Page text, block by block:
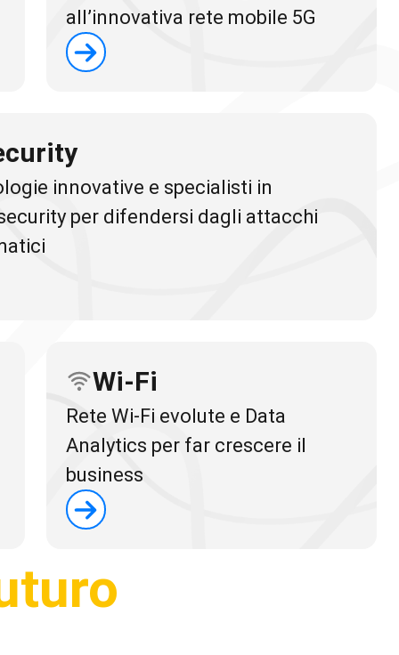
all’innovativa rete mobile 5G
innovative e specialisti in
per difendersi dagli attacchi
Wi-Fi
Rete Wi-Fi evolute e Data
Analytics per far crescere il
business